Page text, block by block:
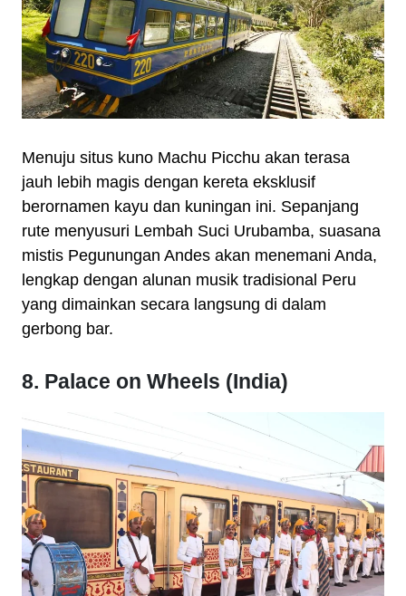
Menuju situs kuno Machu Picchu akan terasa
jauh lebih magis dengan kereta eksklusif
berornamen kayu dan kuningan ini. Sepanjang
rute menyusuri Lembah Suci Urubamba, suasana
mistis Pegunungan Andes akan menemani Anda,
lengkap dengan alunan musik tradisional Peru
yang dimainkan secara langsung di dalam
gerbong bar.
8. Palace on Wheels (India)